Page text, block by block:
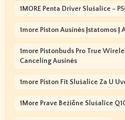
1MORE Penta Driver Slušalice -
1more Piston Ausinės Įstatomos Į
1more Pistonbuds Pro True
Canceling Ausinės
1more Piston Fit Slušalice Za U
1More Prave Bežične Slušalice